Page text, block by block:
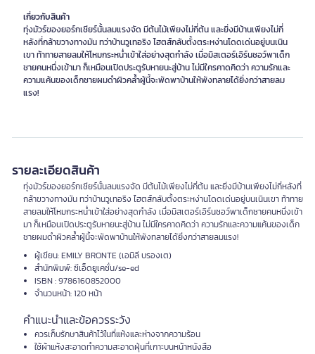
เกี่ยวกับสินค้า
ทุ่งมัวร์ของยอร์กเชียร์นั้นลมแรงจัด มีต้นไม้เพียงไม่กี่ต้น และยิ่งมีบ้านเพียงไม่กี่
หลังที่กล้าขวางทางมัน ทว่าบ้านวูเทอริง ไฮตส์กลับตั้งตระหง่านโดดเด่นอยู่บนเนิน
เขา ท้าทายสายลมให้โหมกระหน่ำเข้าใส่อย่างสุดกำลัง เมื่อมิสเตอร์เอิร์นชอว์พาเด็ก
ชายคนหนึ่งเข้ามา ก็เหมือนเปิดประตูรับหายนะสู่บ้าน ไม่มีใครคาดคิดว่า ความรักและ
ความแค้นของเด็กชายผมดำผิวคล้ำผู้นี้จะพัดพาบ้านให้พังทลายได้ยิ่งกว่าสายลม
แรง!
รายละเอียดสินค้า
ทุ่งมัวร์ของยอร์กเชียร์นั้นลมแรงจัด มีต้นไม้เพียงไม่กี่ต้น และยิ่งมีบ้านเพียงไม่กี่หลังที่
กล้าขวางทางมัน ทว่าบ้านวูเทอริง ไฮตส์กลับตั้งตระหง่านโดดเด่นอยู่บนเนินเขา ท้าทาย
สายลมให้โหมกระหน่ำเข้าใส่อย่างสุดกำลัง เมื่อมิสเตอร์เอิร์นชอว์พาเด็กชายคนหนึ่งเข้า
มา ก็เหมือนเปิดประตูรับหายนะสู่บ้าน ไม่มีใครคาดคิดว่า ความรักและความแค้นของเด็ก
ชายผมดำผิวคล้ำผู้นี้จะพัดพาบ้านให้พังทลายได้ยิ่งกว่าสายลมแรง!
ผู้เขียน: EMILY BRONTE (เอมิลี บรองเต)
สำนักพิมพ์: ซีเอ็ดยูเคชั่น/se-ed
ISBN : 9786160852000
จำนวนหน้า: 120 หน้า
คำแนะนำและข้อควรระวัง
ควรเก็บรักษาสินค้าไว้ในที่แห้งและห่างจากความร้อน
ใช้ผ้าแห้งสะอาดทำความสะอาดฝุ่นที่เกาะบนหน้าหนังสือ